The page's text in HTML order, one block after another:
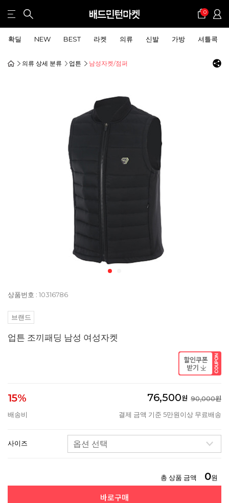
0
확딜 NEW BEST 라켓 의류 신발 가방 셔틀콕
의류 상세 분류 업튼 남성자켓/점퍼
상품번호 : 10316786
브랜드
업튼 조끼패딩 남성 여성자켓
15% 76,500원 90,000원
배송비
결제 금액 기준 5만원이상 무료배송
사이즈
총 상품 금액 0원
바로구매